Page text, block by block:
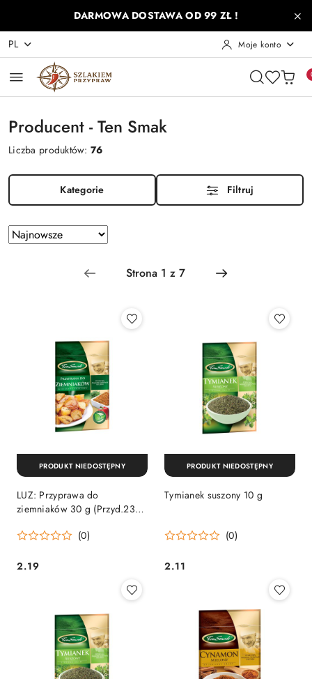
Przejdź do treści głównej
Przejdź do wyszukiwarki
Przejdź do moje konto
Przejdź do menu głównego
Przejdź do stopkiDARMOWA DOSTAWA OD 99 ZŁ !
PL Moje konto
Producent - Ten Smak
Liczba produktów:76
Kategorie Filtruj
Zastosowano sortowanie: Najnowsze.
Sortuj
według
LUZ: Przyprawa do
ziemniaków 30 g (Przyd.234 -
(0)
Cena:
2.19
PRODUKT NIEDOSTĘPNY
Tymianek suszony 10 g
(0)
Cena:
2.11
PRODUKT NIEDOSTĘPNY